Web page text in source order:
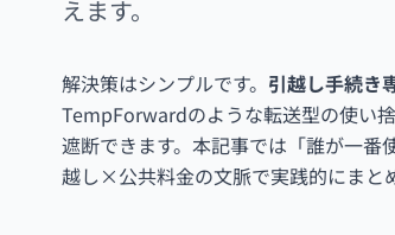
えます。
解決策はシンプルです。 引越し手続き
TempForwardのような転送型の使い
遮断できます。本記事では「誰が一番
越し×公共料金の文脈で実践的にまと